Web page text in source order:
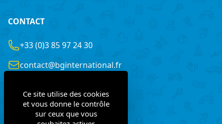
CONTACT
+33 (0)3 85 97 24 30
contact@bginternational.fr
71100 Chalon-sur-Saône
Ce site utilise des cookies
et vous donne le contrôle
sur ceux que vous